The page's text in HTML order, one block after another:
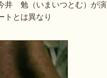
井 勉（いまいつとむ）が演
トとは異なり